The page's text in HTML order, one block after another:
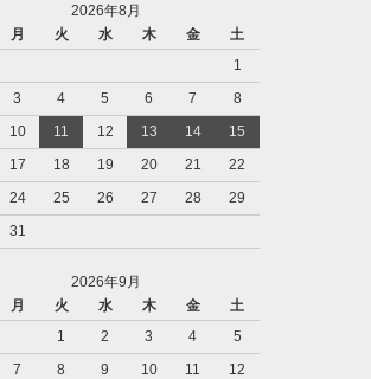
2026年8月
月 火 水 木 金
土
1
3 4 5 6 7
8
10 11 12 13 14
15
17 18 19 20 21
22
24 25 26 27 28
29
31
2026年9月
月 火 水 木 金
土
1
2 3 4
5
7 8 9 10 11
12